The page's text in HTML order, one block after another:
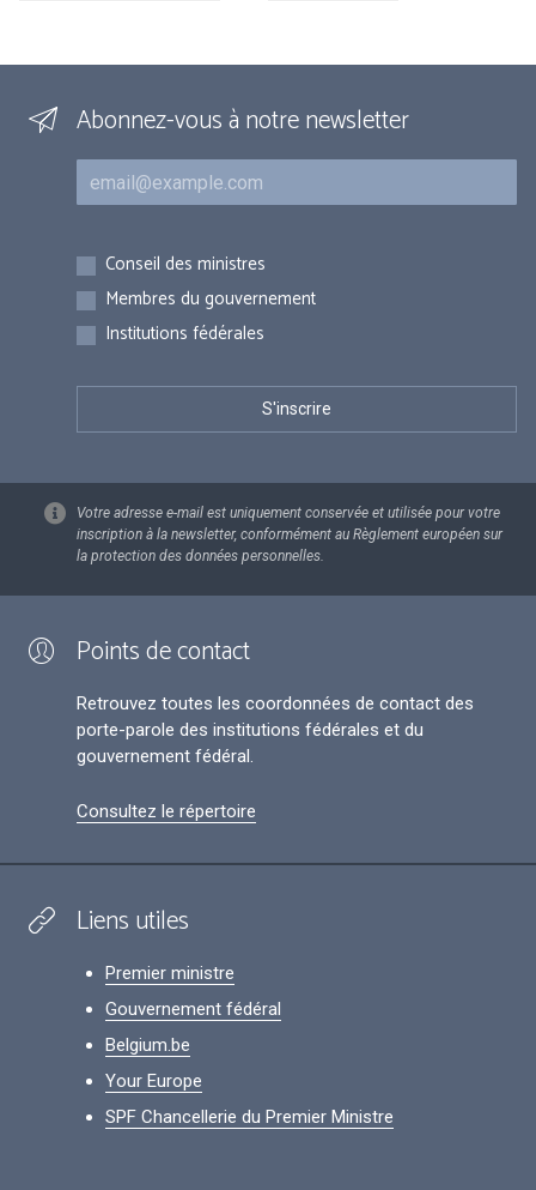
Abonnez-vous à notre newsletter
Courriel
Inscriptions
Conseil des ministres
Membres du gouvernement
Institutions fédérales
Votre adresse e-mail est uniquement conservée et utilisée pour votre
inscription à la newsletter, conformément au Règlement européen sur
la protection des données personnelles.
Points de contact
Retrouvez toutes les coordonnées de contact des
porte-parole des institutions fédérales et du
gouvernement fédéral.
Consultez le répertoire
Liens utiles
Premier ministre
Gouvernement fédéral
Belgium.be
Your Europe
SPF Chancellerie du Premier Ministre